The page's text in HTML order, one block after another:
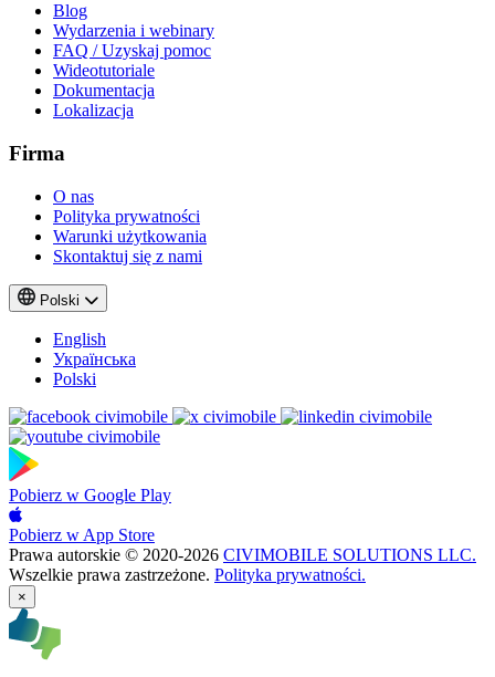
Blog
Wydarzenia i webinary
FAQ / Uzyskaj pomoc
Wideotutoriale
Dokumentacja
Lokalizacja
Firma
O nas
Polityka prywatności
Warunki użytkowania
Skontaktuj się z nami
Polski
English
Українська
Polski
Pobierz w Google Play
Pobierz w App Store
Prawa autorskie © 2020-2026 CIVIMOBILE SOLUTIONS LLC.
Wszelkie prawa zastrzeżone. Polityka prywatności.
×